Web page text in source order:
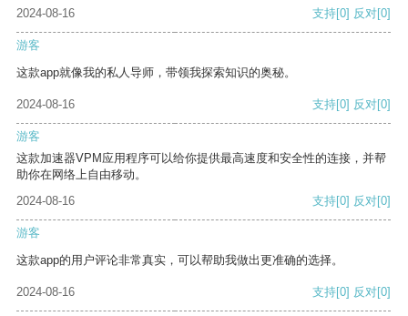
2024-08-16 支持[0] 反对[0]
游客
这款app就像我的私人导师，带领我探索知识的奥秘。
2024-08-16 支持[0] 反对[0]
游客
这款加速器VPM应用程序可以给你提供最高速度和安全性的连接，并帮
助你在网络上自由移动。
2024-08-16
支持[0] 反对[0]
游客
这款app的用户评论非常真实，可以帮助我做出更准确的选择。
2024-08-16 支持[0] 反对[0]